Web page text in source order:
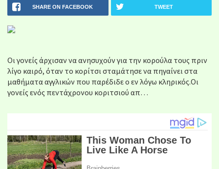
SHARE ON FACEBOOK TWEET
Οι γονείς άρχισαν να ανησυχούν για την κορούλα τους πριν
λίγο καιρό, όταν το κορίτσι σταμάτησε να πηγαίνει στα
μαθήματα αγγλικών που παρέδιδε ο εν λόγω κληρικός.Οι
γονείς ενός πεντάχρονου κοριτσιού απ…